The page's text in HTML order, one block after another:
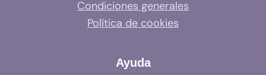
Condiciones generales
Política de cookies
Ayuda